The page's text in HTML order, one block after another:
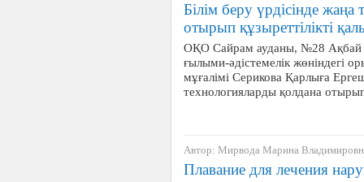
Білім беру үрдісінде
отырып құзыреттілікті
ОҚО Сайрам ауданы, №28 Ақбай
ғылыми-әдістемелік жөніндегі
мұғалімі Серикова Қарлыға
технологияларды қолдана
Автор: Мирвода Марина
Плавание для лечения